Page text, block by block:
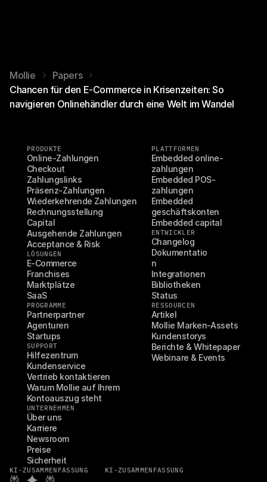
Mollie
Papers
Chancen für den E-Commerce in Krisenzeiten: So
navigieren Onlinehändler durch eine Welt im Wandel
PRODUKTE
Online-Zahlungen
Checkout
Zahlungslinks
Präsenz-Zahlungen
Wiederkehrende Zahlungen
Rechnungsstellung
Capital
Ausgehende Zahlungen
Acceptance & Risk
LÖSUNGEN
E-Commerce
Franchises
Marktplätze
SaaS
PROGRAMME
Partnerpartner
Agenturen
Startups
SUPPORT
Hilfezentrum
Kundenservice
Vertrieb kontaktieren
Warum Mollie auf Ihrem
Kontoauszug steht
UNTERNEHMEN
Über uns
Karriere
Newsroom
Preise
Sicherheit
PLATTFORMEN
Embedded online-
zahlungen
Embedded POS-
zahlungen
Embedded
geschäftskonten
Embedded capital
ENTWICKLER
Changelog
Dokumentatio
n
Integrationen
Bibliotheken
Status
RESSOURCEN
Artikel
Mollie Marken-Assets
Kundenstorys
Berichte & Whitepaper
Webinare & Events
KI-ZUSAMMENFASSUNG KI-ZUSAMMENFASSUNG